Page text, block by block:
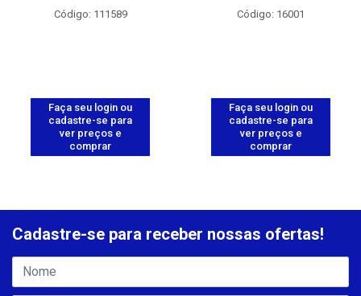
Código: 111589
Faça seu login ou
cadastre-se para
ver preços e
comprar
Código: 16001
Faça seu login ou
cadastre-se para
ver preços e
comprar
Cadastre-se para receber nossas ofertas!